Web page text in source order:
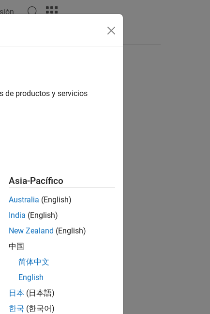
de productos y servicios
Asia-Pacífico
Australia (English)
India (English)
New Zealand (English)
中国
简体中文
English
日本 (日本語)
한국 (한국어)